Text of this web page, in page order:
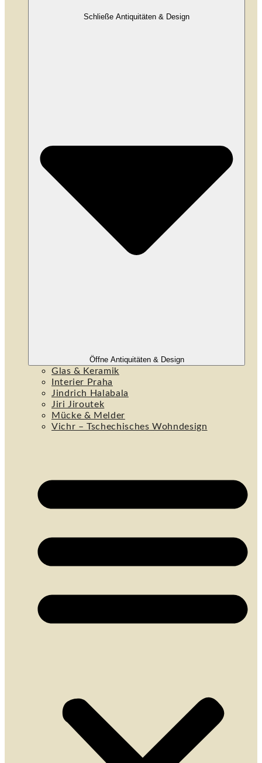
Schließe Antiquitäten & Design
Öffne Antiquitäten & Design
Glas & Keramik
Interier Praha
Jindrich Halabala
Jiri Jiroutek
Mücke & Melder
Vichr – Tschechisches Wohndesign